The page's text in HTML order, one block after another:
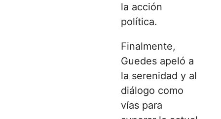
la acción
política.
Finalmente,
Guedes apeló a
la serenidad y al
diálogo como
vías para